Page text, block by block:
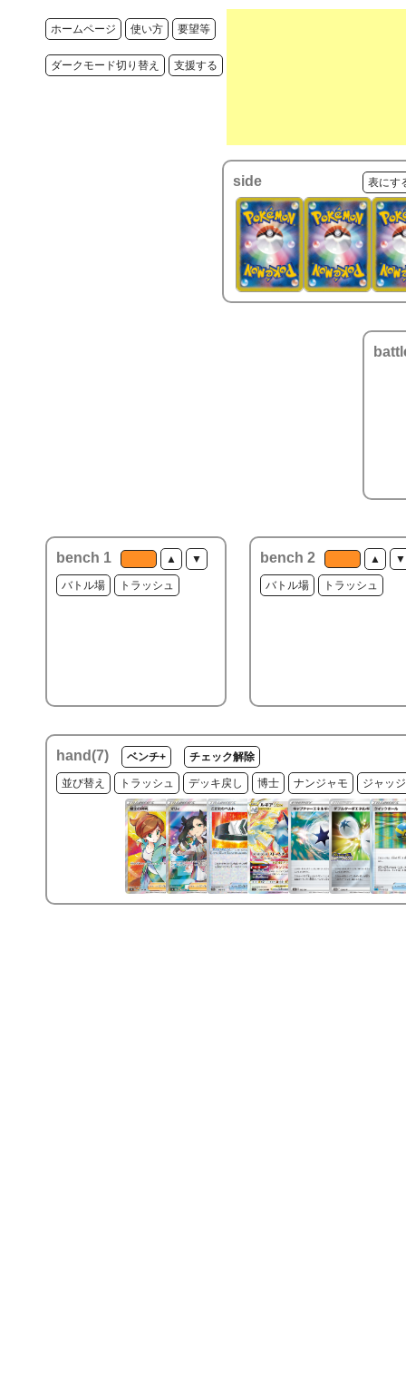
ホームページ 使い方 要望等
ダークモード切り替え 支援する
side 表にす
bench 1 ▲ ▼
バトル場 トラッシュ
bench 2 ▲ ▼
バトル場 トラッシュ
hand(7) ベンチ+ チェック解除
並び替え トラッシュ デッキ戻し 博士 ナンジャモ ジャッ